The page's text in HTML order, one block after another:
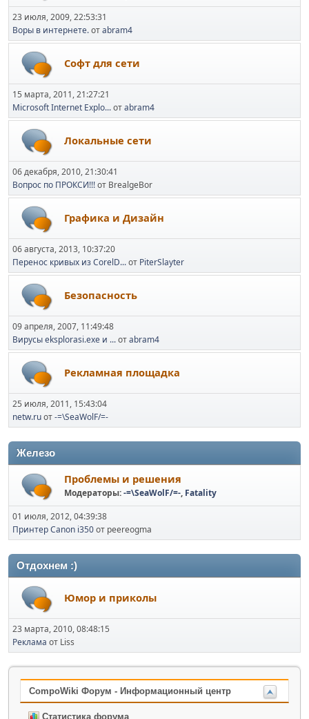
23 июля, 2009, 22:53:31
Воры в интернете.отabram4
Софт для сети
15 марта, 2011, 21:27:21
Microsoft Internet Explo...отabram4
Локальные сети
06 декабря, 2010, 21:30:41
Вопрос по ПРОКСИ!!!от BrealgeBor
Графика и Дизайн
06 августа, 2013, 10:37:20
Перенос кривых из CorelD...от PiterSlayter
Безопасность
09 апреля, 2007, 11:49:48
Вирусы eksplorasi.exe и ...отabram4
Рекламная площадка
25 июля, 2011, 15:43:04
netw.ruот-=\SeaWolF/=-
Железо
Проблемы и решения
Модераторы:-=\SeaWolF/=-, Fatality
01 июля, 2012, 04:39:38
Принтер Canon i350от peereogma
Отдохнем :)
Юмор и приколы
23 марта, 2010, 08:48:15
Реклама от Liss
CompoWiki Форум - Информационный центр
Статистика форума